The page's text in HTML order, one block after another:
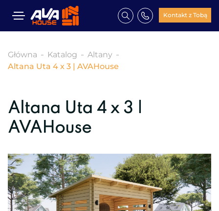
Kontakt z Tobą
Główna Katalog
Altany
Altana Uta 4 x 3 | AVAHouse
Altana Uta 4 x 3 |
AVAHouse